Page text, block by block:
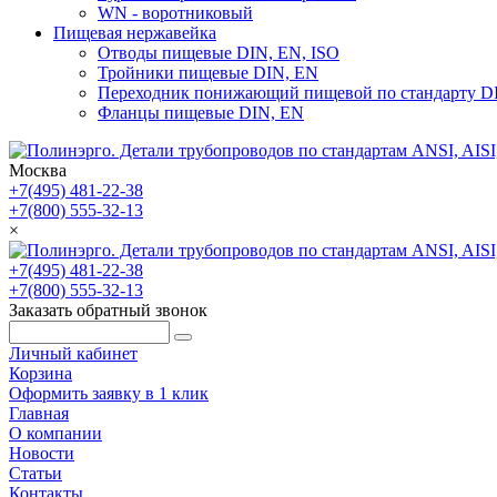
WN - воротниковый
Пищевая нержавейка
Отводы пищевые DIN, EN, ISO
Тройники пищевые DIN, EN
Переходник понижающий пищевой по стандарту
Фланцы пищевые DIN, EN
Москва
+7(495) 481-22-38
+7(800) 555-32-13
×
+7(495) 481-22-38
+7(800) 555-32-13
Заказать обратный звонок
Личный кабинет
Корзина
Оформить заявку в 1 клик
Главная
О компании
Новости
Статьи
Контакты